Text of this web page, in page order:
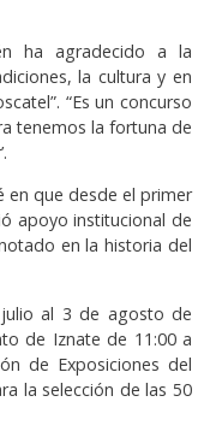
ha agradecido a la
la cultura y en
“Es un concurso
tenemos la fortuna de
en que desde el primer
apoyo institucional de
en la historia del
al 3 de agosto de
de Iznate de 11:00 a
de Exposiciones del
la selección de las 50